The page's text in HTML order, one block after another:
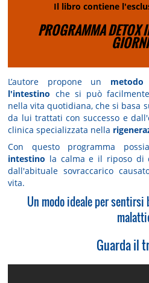
Il libro contiene
PROGRAMMA DETOX
GIORNI
L’autore propone un
l'intestino che si può
nella vita quotidiana, che si basa
da lui trattati con successo e
clinica specializzata nella
Con questo programma
intestino la calma e il riposo di
dall'abituale sovraccarico
vita.
Un modo ideale per sentirsi
Guarda il